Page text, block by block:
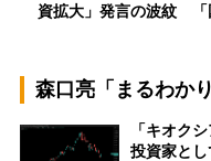
資拡大」発言の波紋
森口亮「まるわか
「キオク
投資家と